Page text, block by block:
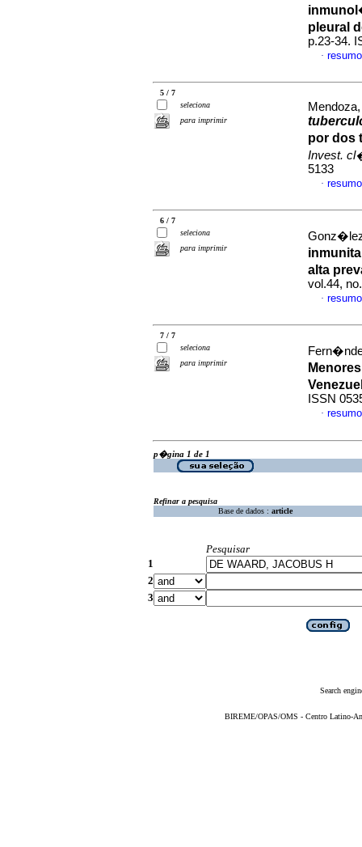
pleural
p.23-34.
·
5 / 7
seleciona
para imprimir
por dos
Invest.
5133
·
6 / 7
seleciona
para imprimir
alta
vol.44,
·
7 / 7
seleciona
para imprimir
ISSN
·
p�gina 1 de 1
Refinar a pesquisa
Base de dados : article
Pesquisar
1
2
3
Search
BIREME/OPAS/OMS - Centro Latino-